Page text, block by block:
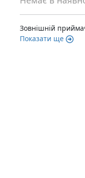
Зовнішній
Показати ще